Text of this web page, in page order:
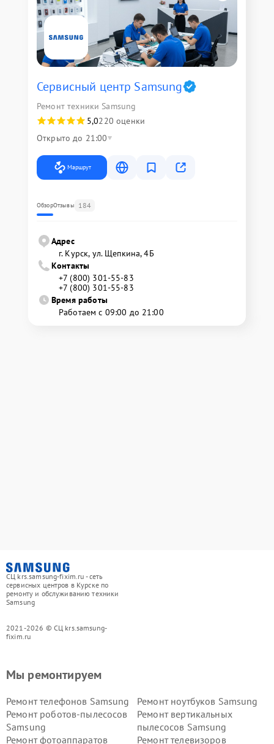
Сервисный центр Samsung
Ремонт техники Samsung
5,0220 оценки
Открыто до 21:00
Маршрут
ОбзорОтзывы 184
Адрес
г. Курск, ул. Щепкина, 4Б
Контакты
+7 (800) 301-55-83
+7 (800) 301-55-83
Время работы
Работаем с 09:00 до 21:00
СЦ krs.samsung-fixim.ru - сеть
сервисных центров в Курске по
ремонту и обслуживанию техники
Samsung
2021-2026 © СЦ krs.samsung-
fixim.ru
Мы ремонтируем
Ремонт телефонов Samsung
Ремонт ноутбуков Samsung
Ремонт роботов-пылесосов
Samsung
Ремонт вертикальных
пылесосов Samsung
Ремонт фотоаппаратов
Ремонт телевизоров